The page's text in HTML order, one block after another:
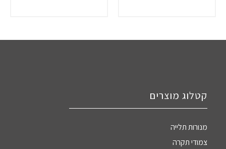
קטלוג מוצרים
מנורות תלייה
צמודי תקרה